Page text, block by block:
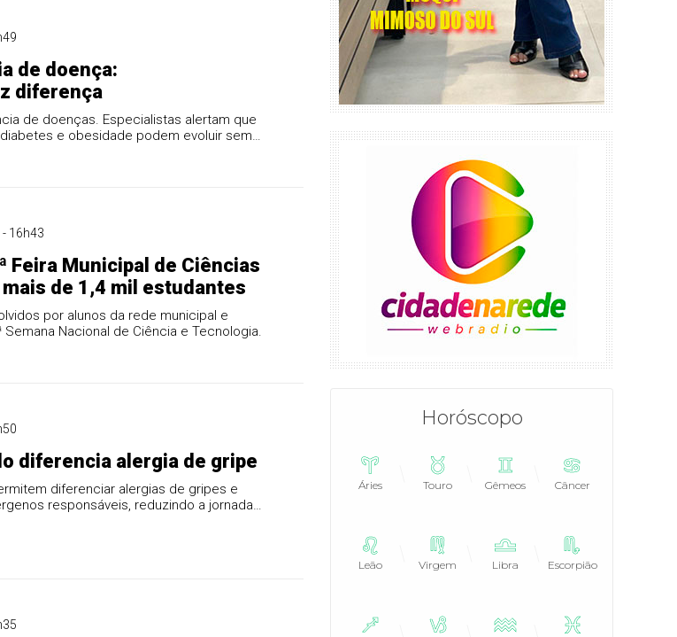
de doença:
diferença
de doenças. Especialistas alertam que
e obesidade podem evoluir sem
16h43
Feira Municipal de Ciências
de 1,4 mil estudantes
por alunos da rede municipal e
Nacional de Ciência e Tecnologia.
diferencia alergia de gripe
diferenciar alergias de gripes e
responsáveis, reduzindo a jornada
Horóscopo
Áries Touro Gêmeos Câncer
Leão Virgem Libra Escorpião